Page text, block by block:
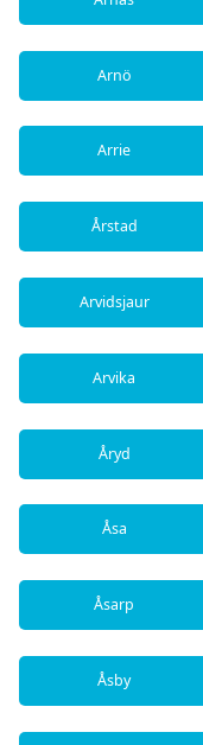
Arnö
Arrie
Årstad
Arvidsjaur
Arvika
Åryd
Åsa
Åsarp
Åsby